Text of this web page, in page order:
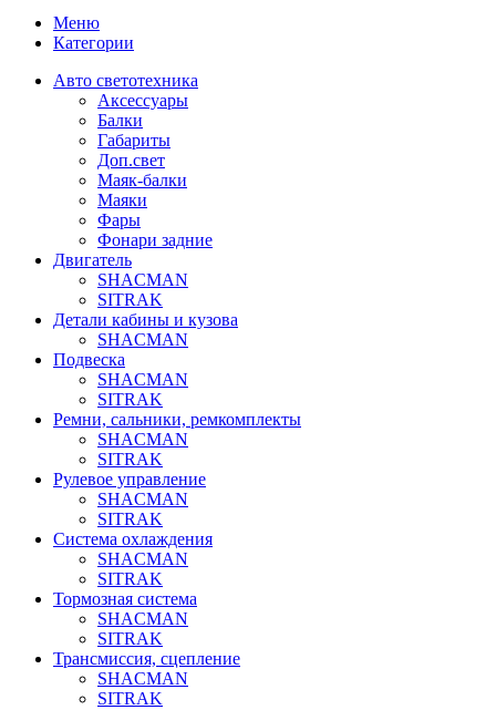
Меню
Категории
Авто светотехника
Аксессуары
Балки
Габариты
Доп.свет
Маяк-балки
Маяки
Фары
Фонари задние
Двигатель
SHACMAN
SITRAK
Детали кабины и кузова
SHACMAN
Подвеска
SHACMAN
SITRAK
Ремни, сальники, ремкомплекты
SHACMAN
SITRAK
Рулевое управление
SHACMAN
SITRAK
Система охлаждения
SHACMAN
SITRAK
Тормозная система
SHACMAN
SITRAK
Трансмиссия, сцепление
SHACMAN
SITRAK